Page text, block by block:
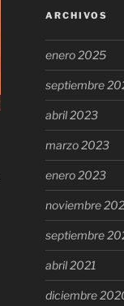
ARCHIVOS
enero 2025
septiembre
abril 2023
marzo 2023
enero 2023
noviembre
septiembre
abril 2021
diciembre